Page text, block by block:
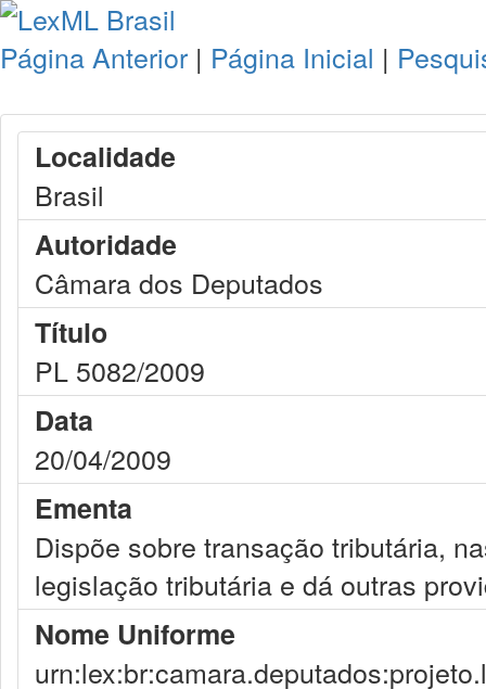
Página Anterior | Página Inicial |
Localidade
Brasil
Autoridade
Câmara dos Deputados
Título
PL 5082/2009
Data
20/04/2009
Ementa
Dispõe sobre transação tributária,
legislação tributária e dá outras
Nome Uniforme